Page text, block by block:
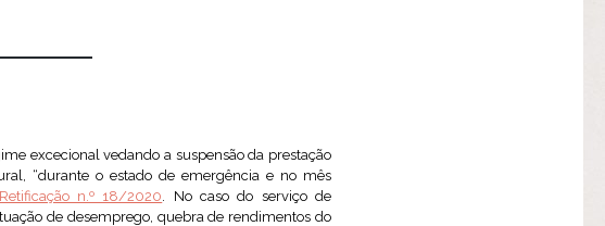
excecional vedando a suspensão da prestação
“durante o estado de emergência e no mês
n.º 18/2020. No caso do serviço de
de desemprego, quebra de rendimentos do